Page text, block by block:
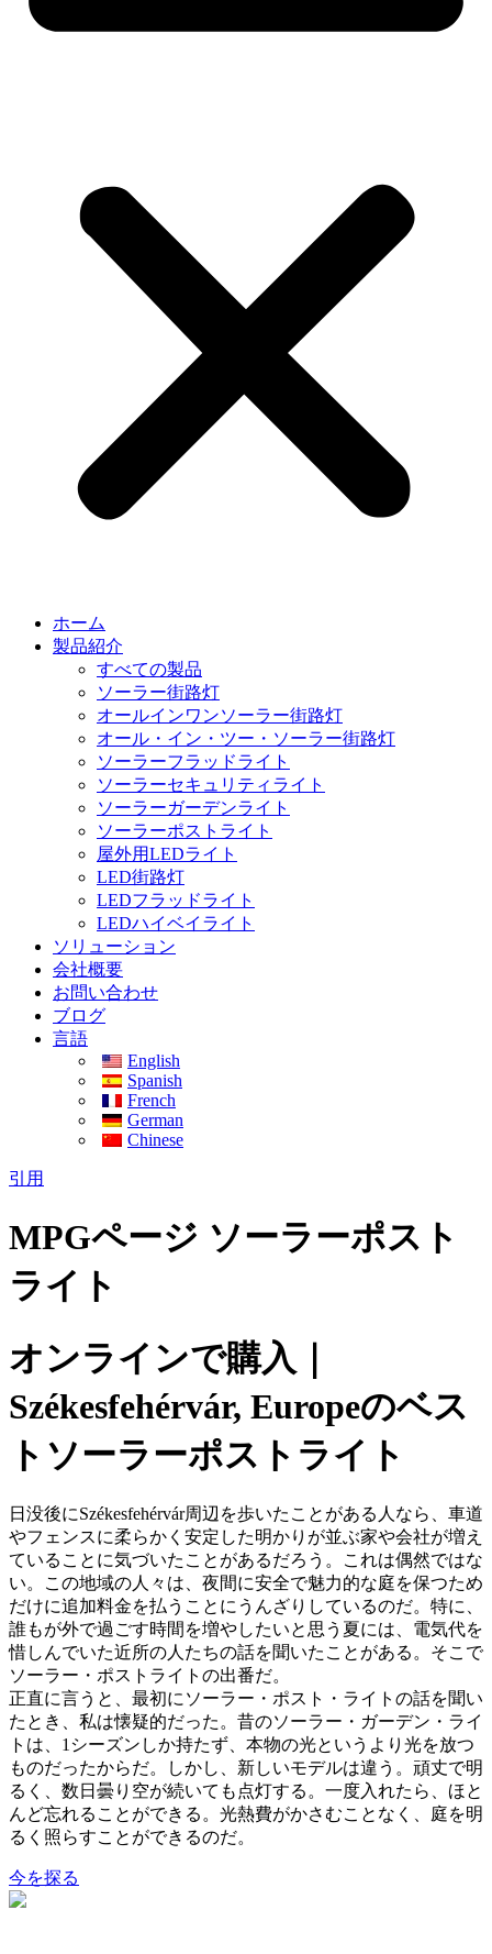
ホーム
製品紹介
すべての製品
ソーラー街路灯
オールインワンソーラー街路灯
オール・イン・ツー・ソーラー街路灯
ソーラーフラッドライト
ソーラーセキュリティライト
ソーラーガーデンライト
ソーラーポストライト
屋外用LEDライト
LED街路灯
LEDフラッドライト
LEDハイベイライト
ソリューション
会社概要
お問い合わせ
ブログ
言語
English
Spanish
French
German
Chinese
引用
MPGページ ソーラーポスト
ライト
オンラインで購入｜
Székesfehérvár, Europeのベス
トソーラーポストライト
日没後にSzékesfehérvár周辺を歩いたことがある人なら、車道
やフェンスに柔らかく安定した明かりが並ぶ家や会社が増え
ていることに気づいたことがあるだろう。これは偶然ではな
い。この地域の人々は、夜間に安全で魅力的な庭を保つため
だけに追加料金を払うことにうんざりしているのだ。特に、
誰もが外で過ごす時間を増やしたいと思う夏には、電気代を
惜しんでいた近所の人たちの話を聞いたことがある。そこで
ソーラー・ポストライトの出番だ。
正直に言うと、最初にソーラー・ポスト・ライトの話を聞い
たとき、私は懐疑的だった。昔のソーラー・ガーデン・ライ
トは、1シーズンしか持たず、本物の光というより光を放つ
ものだったからだ。しかし、新しいモデルは違う。頑丈で明
るく、数日曇り空が続いても点灯する。一度入れたら、ほと
んど忘れることができる。光熱費がかさむことなく、庭を明
るく照らすことができるのだ。
今を探る